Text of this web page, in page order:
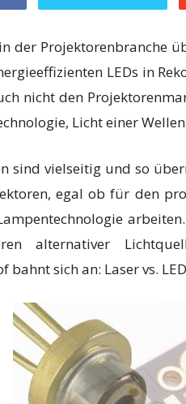
der Projektorenbranche
LEDs in
nicht den
Licht einer
sind vielseitig und so
egal ob für den
alternativer
bahnt sich an: Laser vs.